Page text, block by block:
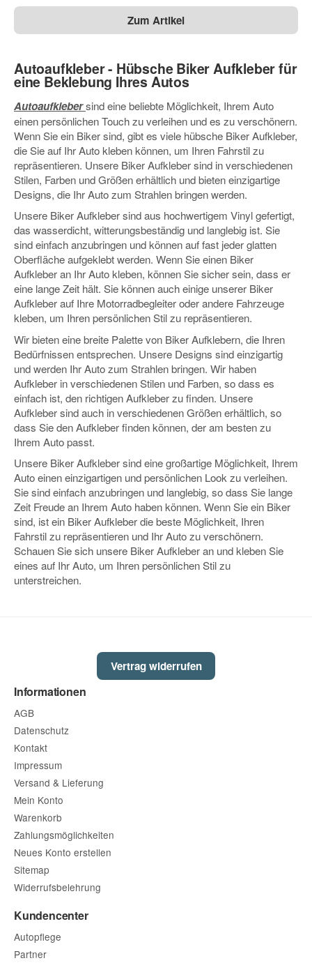
Zum Artikel
Autoaufkleber - Hübsche Biker Aufkleber für
eine Beklebung Ihres Autos
Autoaufklebersind eine beliebte Möglichkeit, Ihrem Auto
einen persönlichen Touch zu verleihen und es zu verschönern.
Wenn Sie ein Biker sind, gibt es viele hübsche Biker Aufkleber,
die Sie auf Ihr Auto kleben können, um Ihren Fahrstil zu
repräsentieren. Unsere Biker Aufkleber sind in verschiedenen
Stilen, Farben und Größen erhältlich und bieten einzigartige
Designs, die Ihr Auto zum Strahlen bringen werden.
Unsere Biker Aufkleber sind aus hochwertigem Vinyl gefertigt,
das wasserdicht, witterungsbeständig und langlebig ist. Sie
sind einfach anzubringen und können auf fast jeder glatten
Oberfläche aufgeklebt werden. Wenn Sie einen Biker
Aufkleber an Ihr Auto kleben, können Sie sicher sein, dass er
eine lange Zeit hält. Sie können auch einige unserer Biker
Aufkleber auf Ihre Motorradbegleiter oder andere Fahrzeuge
kleben, um Ihren persönlichen Stil zu repräsentieren.
Wir bieten eine breite Palette von Biker Aufklebern, die Ihren
Bedürfnissen entsprechen. Unsere Designs sind einzigartig
und werden Ihr Auto zum Strahlen bringen. Wir haben
Aufkleber in verschiedenen Stilen und Farben, so dass es
einfach ist, den richtigen Aufkleber zu finden. Unsere
Aufkleber sind auch in verschiedenen Größen erhältlich, so
dass Sie den Aufkleber finden können, der am besten zu
Ihrem Auto passt.
Unsere Biker Aufkleber sind eine großartige Möglichkeit, Ihrem
Auto einen einzigartigen und persönlichen Look zu verleihen.
Sie sind einfach anzubringen und langlebig, so dass Sie lange
Zeit Freude an Ihrem Auto haben können. Wenn Sie ein Biker
sind, ist ein Biker Aufkleber die beste Möglichkeit, Ihren
Fahrstil zu repräsentieren und Ihr Auto zu verschönern.
Schauen Sie sich unsere Biker Aufkleber an und kleben Sie
eines auf Ihr Auto, um Ihren persönlichen Stil zu
unterstreichen.
Vertrag widerrufen
Informationen
AGB
Datenschutz
Kontakt
Impressum
Versand & Lieferung
Mein Konto
Warenkorb
Zahlungsmöglichkeiten
Neues Konto erstellen
Sitemap
Widerrufsbelehrung
Kundencenter
Autopflege
Partner